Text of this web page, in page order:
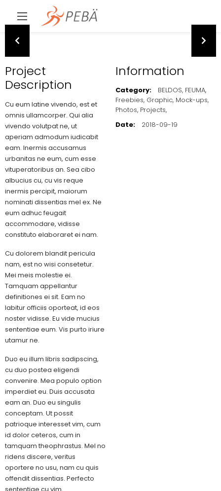
Project
Description
Cu eum latine vivendo, est et
omnis ullamcorper. Qui alia
vivendo volutpat ne, ut
aperiam admodum iudicabit
eam. Inermis accusamus
urbanitas ne eum, cum esse
vituperatoribus an. Sea cibo
albucius cu, cu vis reque
inermis percipit, maiorum
nominati dissentias mel ex. Ne
eum adhuc feugait
accommodare, vidisse
constituto elaboraret ei nam.
Cu dolorem blandit pericula
nam, est no wisi consetetur.
Mei meis molestie ei.
Tamquam appellantur
definitiones ei sit. Eam no
labitur officiis oporteat, id eos
noster vidisse. Eu vide mucius
sententiae eum. Vis purto iriure
utamur ne.
Duo eu illum libris sadipscing,
cu duo postea eligendi
convenire. Mea populo option
imperdiet eu. Duis accusata
eam an. Duo eu singulis
conceptam. Ut possit
patrioque interesset vim, cum
id dolor ceteros, cum in
tamquam theophrastus. Mel no
ridens discere, veritus
oportere no usu, nam cu quis
offendit dissentias. Perfecto
Information
Category: BELDOS, FEUMA,
Freebies, Graphic, Mock-ups,
Photos, Projects,
Date:
2018-09-19